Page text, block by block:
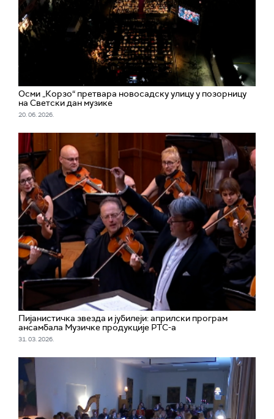
Осми „Корзо“ претвара новосадску улицу у позорницу
на Светски дан музике
20. 06. 2026.
Пијанистичка звезда и јубилеји: априлски програм
ансамбала Музичке продукције РТС-а
31. 03. 2026.